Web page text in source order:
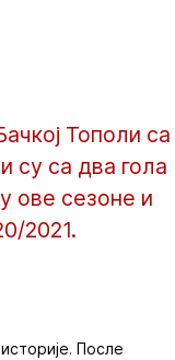
Тополи са
су са два гола
ове сезоне и
2021.
После